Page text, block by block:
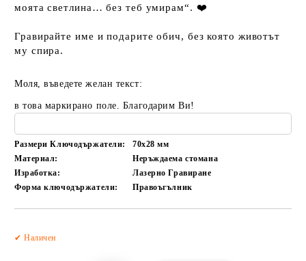
моята светлина… без теб умирам“. ❤️
Гравирайте име и подарите обич, без която животът
му спира.
Моля, въведете желан текст:
в това маркирано поле. Благодарим Ви!
Размери Ключодържатели: 70x28мм
Материал:
Неръждаема стомана
Изработка:
Лазерно Гравиране
Форма ключодържатели:
Правоъгълник
✔ Наличен